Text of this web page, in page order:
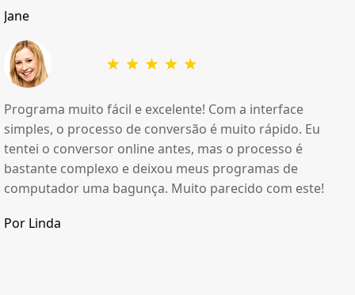
Jane
Programa muito fácil e excelente! Com a interface
simples, o processo de conversão é muito rápido. Eu
tentei o conversor online antes, mas o processo é
bastante complexo e deixou meus programas de
computador uma bagunça. Muito parecido com este!
Por Linda